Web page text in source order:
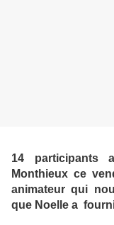
14 participants
Monthieux ce
animateur qui
que Noelle a